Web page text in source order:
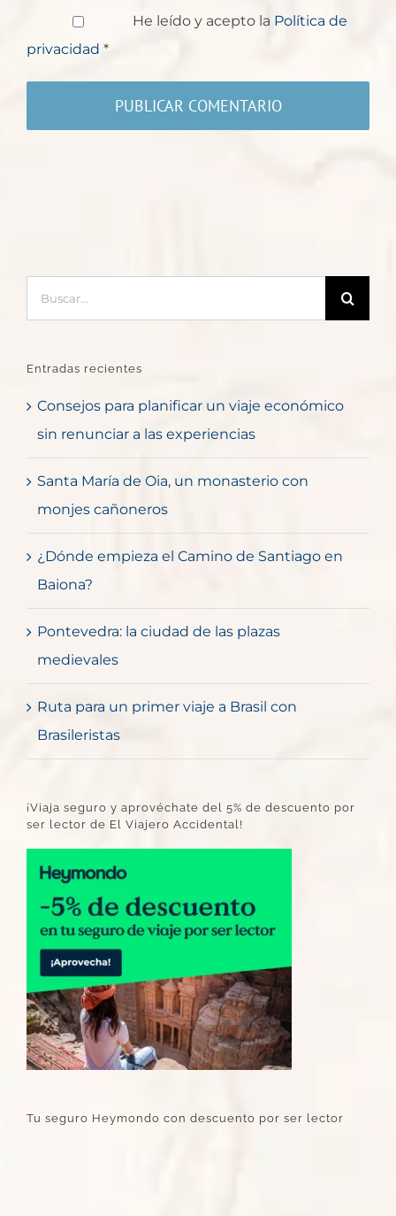
He leído y acepto la Política de
privacidad *
Entradas recientes
Consejos para planificar un viaje económico
sin renunciar a las experiencias
Santa María de Oia, un monasterio con
monjes cañoneros
¿Dónde empieza el Camino de Santiago en
Baiona?
Pontevedra: la ciudad de las plazas
medievales
Ruta para un primer viaje a Brasil con
Brasileristas
¡Viaja seguro y aprovéchate del 5% de descuento por
ser lector de El Viajero Accidental!
Tu seguro Heymondo con descuento por ser lector